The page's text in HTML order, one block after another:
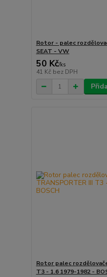
Rotor - palec
SEAT - VW
50 Kč/ks
41 Kč bez DPH
Rotor palec
T3 - 1.6 1979-1982 -